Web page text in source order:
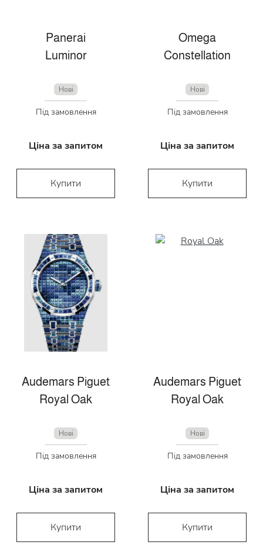
Panerai
Luminor
Нові
Під замовлення
Ціна за запитом
Купити
Omega
Constellation
Нові
Під замовлення
Ціна за запитом
Купити
Audemars Piguet
Royal Oak
Нові
Під замовлення
Ціна за запитом
Купити
Audemars Piguet
Royal Oak
Нові
Під замовлення
Ціна за запитом
Купити